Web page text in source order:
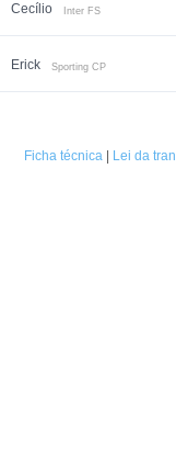
Cecílio Inter FS
Erick Sporting CP
Ficha técnica| Lei da